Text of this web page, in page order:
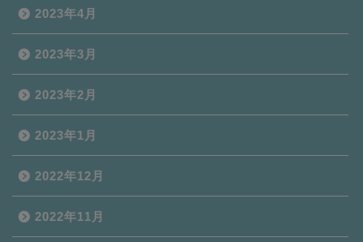
2023年4月
2023年3月
2023年2月
2023年1月
2022年12月
2022年11月